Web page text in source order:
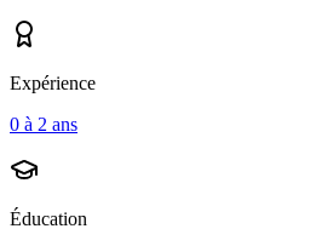
Expérience
0 à 2 ans
Éducation